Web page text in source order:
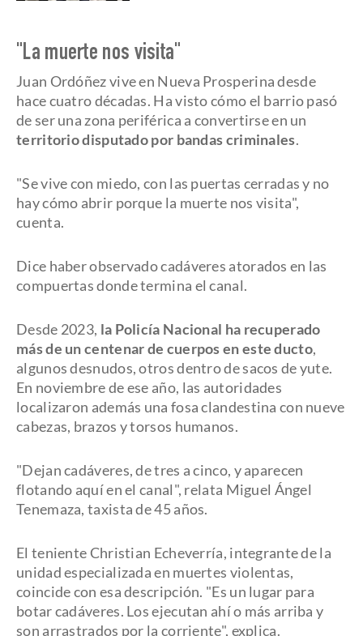
"La muerte nos visita"
Juan Ordóñez vive en Nueva Prosperina desde
hace cuatro décadas. Ha visto cómo el barrio pasó
de ser una zona periférica a convertirse en un
territorio disputado por bandas criminales.
"Se vive con miedo, con las puertas cerradas y no
hay cómo abrir porque la muerte nos visita",
cuenta.
Dice haber observado cadáveres atorados en las
compuertas donde termina el canal.
Desde 2023, la Policía Nacional ha recuperado
más de un centenar de cuerpos en este ducto,
algunos desnudos, otros dentro de sacos de yute.
En noviembre de ese año, las autoridades
localizaron además una fosa clandestina con nueve
cabezas, brazos y torsos humanos.
"Dejan cadáveres, de tres a cinco, y aparecen
flotando aquí en el canal", relata Miguel Ángel
Tenemaza, taxista de 45 años.
El teniente Christian Echeverría, integrante de la
unidad especializada en muertes violentas,
coincide con esa descripción. "Es un lugar para
botar cadáveres. Los ejecutan ahí o más arriba y
son arrastrados por la corriente", explica.